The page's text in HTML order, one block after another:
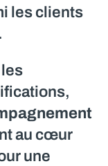
les clients
au cœur
une